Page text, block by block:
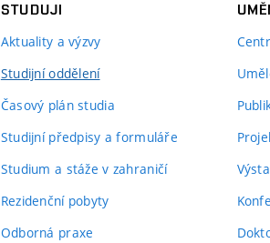
STUDUJI
Aktuality a výzvy
Studijní oddělení
Časový plán studia
Studijní předpisy a formuláře
Studium a stáže v zahraničí
Rezidenční pobyty
Odborná praxe